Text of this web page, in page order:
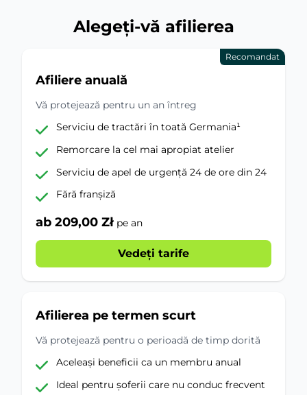
Alegeți-vă afilierea
Recomandat
Afiliere anuală
Vă protejează pentru un an întreg
Serviciu de tractări în toată Germania¹
Remorcare la cel mai apropiat atelier
Serviciu de apel de urgență 24 de ore din 24
Fără franșiză
ab 209,00 Zł pe an
Vedeți tarife
Afilierea pe termen scurt
Vă protejează pentru o perioadă de timp dorită
Aceleași beneficii ca un membru anual
Ideal pentru șoferii care nu conduc frecvent